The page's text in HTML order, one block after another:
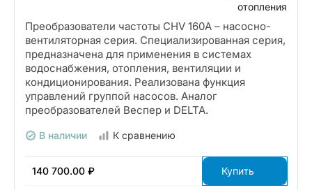
отопления
Преобразователи частоты CHV 160A – насосно-
вентиляторная серия. Специализированная серия,
предназначена для применения в системах
водоснабжения, отопления, вентиляции и
кондиционирования. Реализована функция
управлений группой насосов. Аналог
преобразователей Веспер и DELTA.
В наличии К сравнению
140 700.00 ₽ Купить